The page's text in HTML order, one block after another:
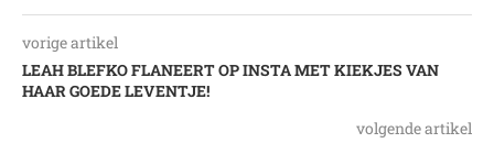
vorige artikel
LEAH BLEFKO FLANEERT OP INSTA MET KIEKJES VAN
HAAR GOEDE LEVENTJE!
volgende artikel